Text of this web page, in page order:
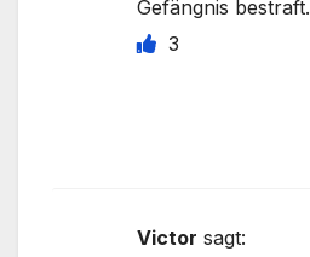
Gefängnis bestraft.​
3
Victor sagt: